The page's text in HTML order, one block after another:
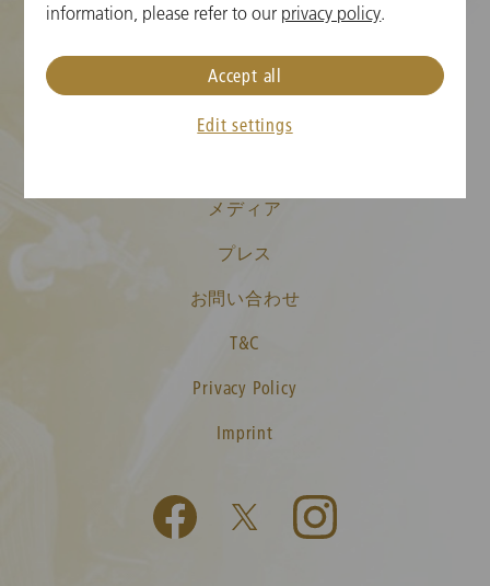
クッキーの設定
チケット情報
メディア
プレス
お問い合わせ
T&C
Privacy Policy
Imprint
information, please refer to our privacy policy.
Edit settings
Accept all